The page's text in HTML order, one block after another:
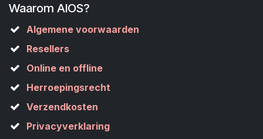
Waarom AIOS?
Algemene voorwaarden
Resellers
Online en offline
Herroepingsrecht
Verzendkosten
Privacyverklaring